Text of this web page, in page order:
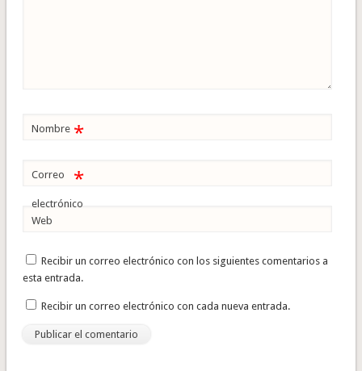
Nombre *
Correo
electrónico
*
Web
Recibir un correo electrónico con los siguientes comentarios a
esta entrada.
Recibir un correo electrónico con cada nueva entrada.